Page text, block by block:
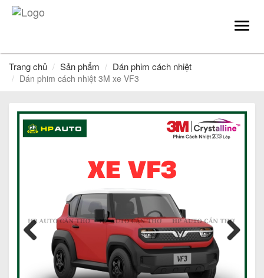
Trang chủ Sản phẩm Dán phim cách nhiệt
Dán phim cách nhiệt 3M xe VF3
Previous